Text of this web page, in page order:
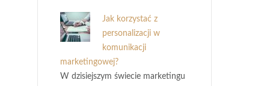
Jak korzystać z
personalizacji w
komunikacji
marketingowej?
W dzisiejszym świecie marketingu